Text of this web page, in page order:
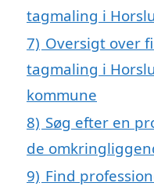
tagmaling i
7) Oversigt over
tagmaling i
kommune
8) Søg efter en
de
9) Find